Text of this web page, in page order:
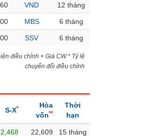
VND 12 tháng
MBS 6 tháng
SSV 6 tháng
điều chỉnh + Giá CW * Tỷ lệ
chuyển đổi điều chỉnh
S-X*
Hòa
vốn**
Thời
hạn
2,468 22,609 15 tháng